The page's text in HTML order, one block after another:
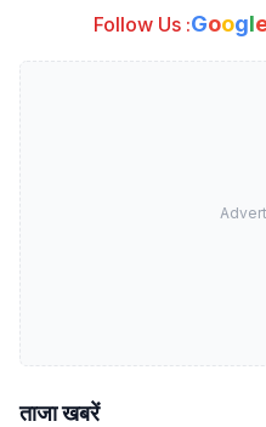
Follow Us :Googl
ताजा खबरें